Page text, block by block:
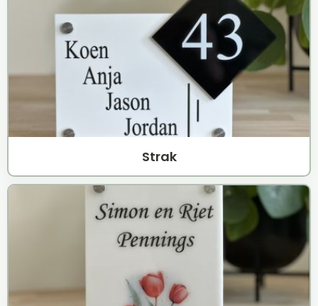
Strak